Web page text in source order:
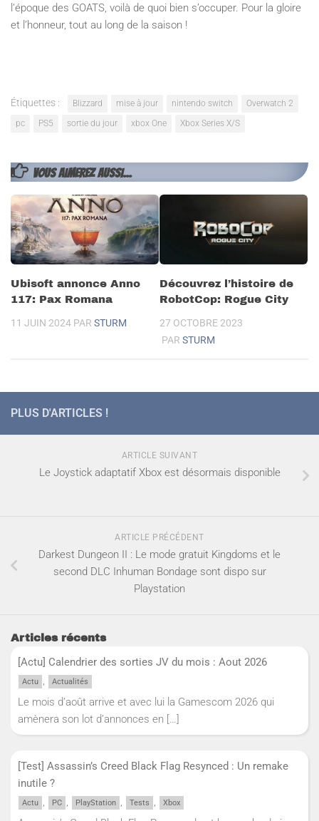
l’époque des GOATS, voilà de quoi bien s’occuper. Pour la gloire
et l’honneur, tout au long de la saison !
Étiquettes : Blizzard mise à jour nintendo switch
Overwatch 2
pc
PS5 sortie du jour xbox One Xbox Series X/S
VOUS AIMEREZ AUSSI...
Ubisoft annonce Anno
117: Pax Romana
11 JUIN 2024 PAR STURM
Découvrez l’histoire de
RobotCop: Rogue City
27 OCTOBRE 2023
PAR STURM
PLUS D'ARTICLES !
ARTICLE SUIVANT
Le Joystick adaptatif Xbox est désormais disponible
ARTICLE PRÉCÉDENT
Darkest Dungeon II : Le mode gratuit Kingdoms et le
second DLC Inhuman Bondage sont dispo sur
Playstation
Articles récents
[Actu] Calendrier des sorties JV du mois : Aout 2026
Actu , Actualités
Le mois d’août arrive et avec lui la Gamescom 2026 qui
amènera son lot d’annonces en […]
[Test] Assassin’s Creed Black Flag Resynced : Un remake
inutile ?
Actu , PC , PlayStation , Tests , Xbox